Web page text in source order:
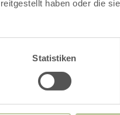
haben oder die
Statistiken